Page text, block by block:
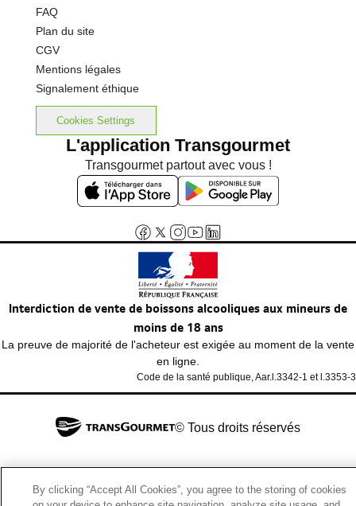
FAQ
Plan du site
CGV
Mentions légales
Signalement éthique
Cookies Settings
L'application Transgourmet
Transgourmet partout avec vous !
Interdiction de vente de boissons alcooliques aux mineurs de
moins de 18 ans
La preuve de majorité de l'acheteur est exigée au moment de la vente
en ligne.
Code de la santé publique, Aar.l.3342-1 et l.3353-3
© Tous droits réservés
By clicking “Accept All Cookies”, you agree to the storing of cookies